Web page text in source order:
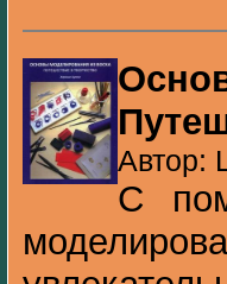
Автор:
С